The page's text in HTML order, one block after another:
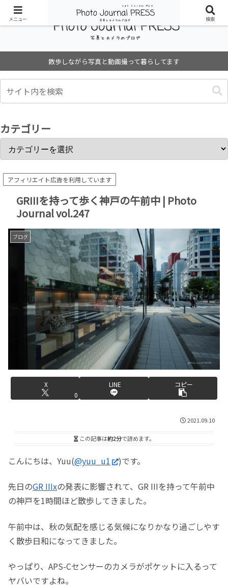
散歩しながら写真と動画撮って暮らしてます
カテゴリー
アフィリエイト広告を利用しています
GRIIIを持って歩く神戸の午前中 | Photo
Journal vol.247
ブログ
X
0
LINE コピー
2021.09.10
この記事は約2分で読めます。
こんにちは、Yuu(@yuu_u1 )です。
先日のGR IIIxの発表に影響されて、GR IIIを持って午前中
の神戸を1時間ほど散歩してきました。
午前中は、秋の気配を感じる気候になりかなり過ごしやす
く散歩日和になってきました。
やっぱり、APS-Cセンサーのカメラがポケットに入るって
ヤバいですよね。
メニュー 検索